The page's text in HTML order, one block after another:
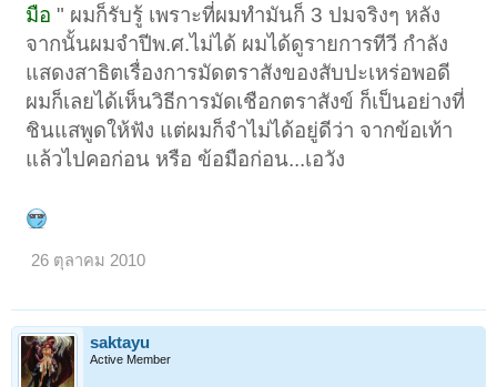
มือ " ผมก็รับรู้ เพราะที่ผมทำมันก็ 3 ปมจริงๆ หลัง
จากนั้นผมจำปีพ.ศ.ไม่ได้ ผมได้ดูรายการทีวี กำลัง
แสดงสาธิตเรื่องการมัดตราสังของสับปะเหร่อพอดี
ผมก็เลยได้เห็นวิธีการมัดเชือกตราสังข์ ก็เป็นอย่างที่
ชินแสพูดให้ฟัง แต่ผมก็จำไม่ได้อยู่ดีว่า จากข้อเท้า
แล้วไปคอก่อน หรือ ข้อมือก่อน...เอวัง
26 ตุลาคม 2010
saktayu
Active Member